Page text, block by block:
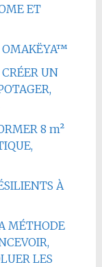
ET
OMAKËYA™
UN
8 m²
À
MÉTHODE
LES